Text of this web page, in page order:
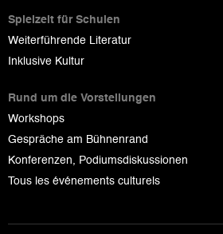
Spielzeit für Schulen
Weiterführende Literatur
Inklusive Kultur
Rund um die Vorstellungen
Workshops
Gespräche am Bühnenrand
Konferenzen, Podiumsdiskussionen
Tous les événements culturels